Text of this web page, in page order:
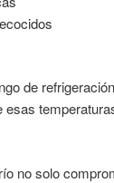
de
esas
no solo